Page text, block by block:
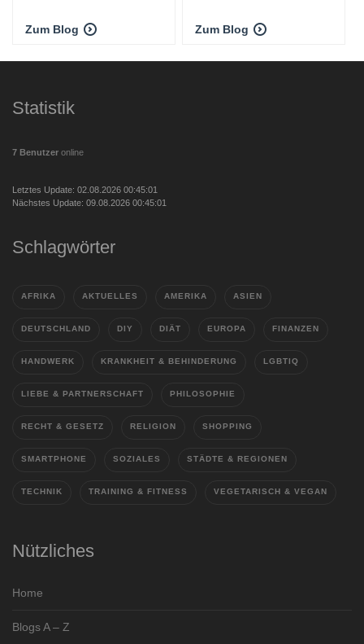
Zum Blog Zum Blog
Statistik
7 Benutzer online
Letztes Update: 02.08.2026 00:45:01
Nächstes Update: 09.08.2026 00:45:01
Schlagwörter
AFRIKA AKTUELLES AMERIKA ASIEN
DEUTSCHLAND DIY DIÄT EUROPA FINANZEN
HANDWERK KRANKHEIT & BEHINDERUNG LGBTIQ
LIEBE & PARTNERSCHAFT PHILOSOPHIE
RECHT & GESETZ RELIGION SHOPPING
SMARTPHONE SOZIALES STÄDTE & REGIONEN
TECHNIK TRAINING & FITNESS VEGETARISCH & VEGAN
Nützliches
Home
Blogs A – Z